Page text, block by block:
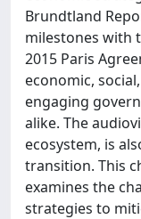
Brundtland
milestones with
2015 Paris
economic,
engaging
alike. The
ecosystem, is
transition. This
examines the
strategies to